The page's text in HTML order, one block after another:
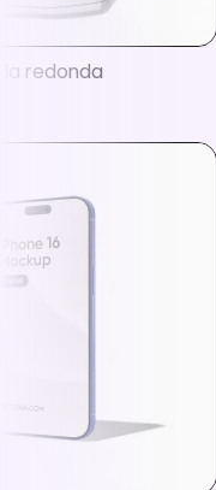
redonda